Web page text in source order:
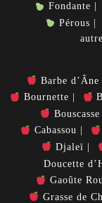
Fondante
Pérous
Barbe d’Âne
Bournette
Cabassou
Djaleï
Doucette
Gaoûte
Grasse de